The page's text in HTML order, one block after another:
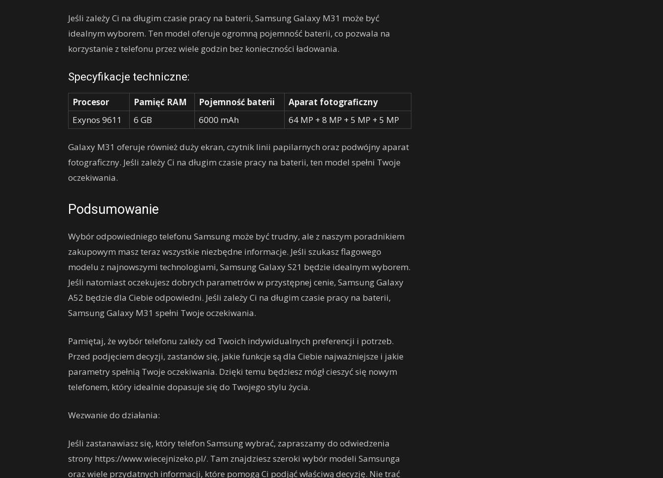
Jeśli zależy Ci na długim czasie pracy na baterii, Samsung Galaxy M31 może być
idealnym wyborem. Ten model oferuje ogromną pojemność baterii, co pozwala na
korzystanie z telefonu przez wiele godzin bez konieczności ładowania.
Specyfikacje techniczne:
Procesor Pamięć RAM Pojemność baterii
Aparat fotograficzny
Exynos 9611
6 GB 6000 mAh 64 MP + 8 MP + 5 MP + 5 MP
Galaxy M31 oferuje również duży ekran, czytnik linii papilarnych oraz podwójny aparat
fotograficzny. Jeśli zależy Ci na długim czasie pracy na baterii, ten model spełni Twoje
oczekiwania.
Podsumowanie
Wybór odpowiedniego telefonu Samsung może być trudny, ale z naszym poradnikiem
zakupowym masz teraz wszystkie niezbędne informacje. Jeśli szukasz flagowego
modelu z najnowszymi technologiami, Samsung Galaxy S21 będzie idealnym wyborem.
Jeśli natomiast oczekujesz dobrych parametrów w przystępnej cenie, Samsung Galaxy
A52 będzie dla Ciebie odpowiedni. Jeśli zależy Ci na długim czasie pracy na baterii,
Samsung Galaxy M31 spełni Twoje oczekiwania.
Pamiętaj, że wybór telefonu zależy od Twoich indywidualnych preferencji i potrzeb.
Przed podjęciem decyzji, zastanów się, jakie funkcje są dla Ciebie najważniejsze i jakie
parametry spełnią Twoje oczekiwania. Dzięki temu będziesz mógł cieszyć się nowym
telefonem, który idealnie dopasuje się do Twojego stylu życia.
Wezwanie do działania:
Jeśli zastanawiasz się, który telefon Samsung wybrać, zapraszamy do odwiedzenia
strony https://www.wiecejnizeko.pl/. Tam znajdziesz szeroki wybór modeli Samsunga
oraz wiele przydatnych informacji, które pomogą Ci podjąć właściwą decyzję. Nie trać